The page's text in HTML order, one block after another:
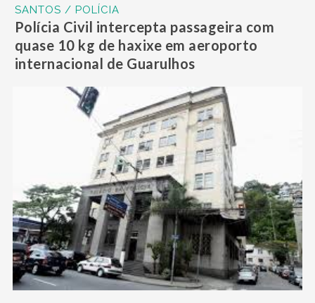
SANTOS / POLÍCIA
Polícia Civil intercepta passageira com
quase 10 kg de haxixe em aeroporto
internacional de Guarulhos